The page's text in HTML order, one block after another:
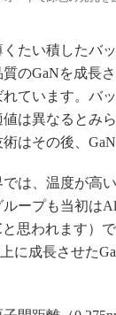
たい積したバ
質のGaNを成長
れています。バ
は異なるとみ
はその後、
は、温度が高
ープも当初は
思われます）
に成長させた